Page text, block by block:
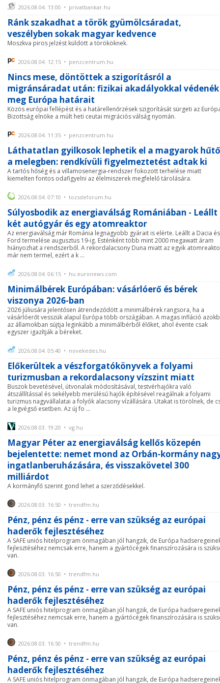
2026.08.04. 13:00 • privatbankar.hu
Ránk szakadhat a török gyümölcsáradat,
veszélyben sokak magyar kedvence
Moszkva piros jelzést küldött a törököknek.
2026.08.04. 12:15 • penzcentrum.hu
Nincs mese, döntöttek a szigorításról a
migránsáradat után: fizikai akadályokkal védenék
meg Európa határait
Közös európai fellépést és a határellenőrzések szigorítását sürgeti az
Bizottság elnöke a múlt heti ceutai migrációs válság nyomán.
2026.08.04. 11:35 • penzcentrum.hu
Láthatatlan gyilkosok lephetik el a magyarok
a melegben: rendkívüli figyelmeztetést adtak ki
A tartós hőség és a villamosenergia-rendszer fokozott terhelése miatt
kiemelten fontos odafigyelni az élelmiszerek megfelelő tárolására.
2026.08.04. 07:10 • tozsdeforum.hu
Súlyosbodik az energiaválság Romániában - Leállt
két autógyár és egy atomreaktor
Az energiaválság már Románia legnagyobb gyárait is elérte. Leállt a Dacia
Ford termelése augusztus 19-ig. Esténként több mint 2000 megawatt áram
hiányozhat a rendszerből. A rekordalacsony Duna miatt az egyik
már nem termel, ezért a k ...
2026.08.04. 06:15 • hu.euronews.com
Minimálbérek Európában: vásárlóerő és bérek
viszonya 2026-ban
2026 júliusára jelentősen átrendeződött a minimálbérek rangsora, ha a
vásárlóerőt vesszük alapul Európa több országában. A magas infláció
az államokban sújtja leginkább a minimálbérből élőket, ahol évente csak
egyszer igazítják a béreket.
2026.08.04. 05:40 • novekedes.hu
Előkerültek a vészforgatókönyvek a folyami
turizmusban a rekordalacsony vízszint miatt
Buszok bevetésével, útvonalak módosításával, testvérhajókra való
átszállítással és sekélyebb merülésű hajók építésével reagálnak a folyami
turizmus nagyvállalatai a folyók alacsony vízállására. Utakat is törölnek, de
a legvégső esetben. Az új fo ...
2026.08.03. 19:20 • vg.hu
Magyar Péter az energiaválság kellős közepén
bejelentette: nemet mond az Orbán-kormány
ingatlanberuházására, és visszakövetel 300
milliárdot
A kormányfő szerint gond lehet a szerződésekkel.
2026.08.03. 16:50 • trendfm.hu
Pénz, pénz és pénz - erre van szükség az európai
haderők fejlesztéséhez
A SAFE uniós hitelprogram önmagában jól hangzik, de Európa
fejlesztéséhez nemcsak erre, hanem a gyártócégek finanszírozására is
van.
2026.08.03. 16:50 • trendfm.hu
Pénz, pénz és pénz - erre van szükség az európai
haderők fejlesztéséhez
A SAFE uniós hitelprogram önmagában jól hangzik, de Európa
fejlesztéséhez nemcsak erre, hanem a gyártócégek finanszírozására is
van.
2026.08.03. 16:50 • trendfm.hu
Pénz, pénz és pénz - erre van szükség az európai
haderők fejlesztéséhez
A SAFE uniós hitelprogram önmagában jól hangzik, de Európa